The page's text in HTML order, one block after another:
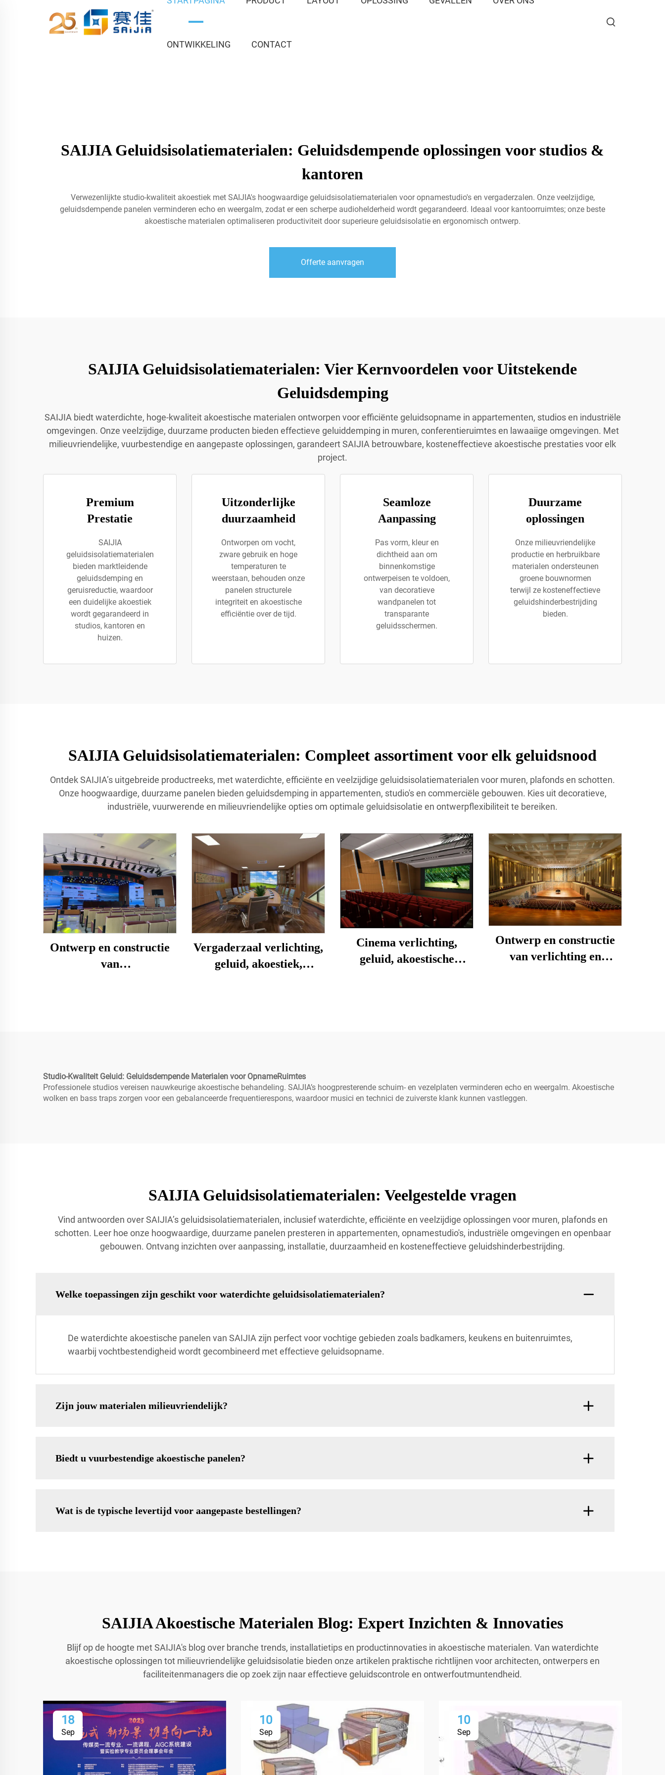
ONTWIKKELING CONTACT
SAIJIA Geluidsisolatiematerialen: Geluidsdempende oplossingen voor studios &
kantoren
Verwezenlijkte studio-kwaliteit akoestiek met SAIJIA's hoogwaardige geluidsisolatiematerialen voor opnamestudio's en vergaderzalen. Onze veelzijdige,
geluidsdempende panelen verminderen echo en weergalm, zodat er een scherpe audiohelderheid wordt gegarandeerd. Ideaal voor kantoorruimtes; onze beste
akoestische materialen optimaliseren productiviteit door superieure geluidsisolatie en ergonomisch ontwerp.
Offerte aanvragen
SAIJIA Geluidsisolatiematerialen: Vier Kernvoordelen voor Uitstekende
Geluidsdemping
SAIJIA biedt waterdichte, hoge-kwaliteit akoestische materialen ontworpen voor efficiënte geluidsopname in appartementen, studios en industriële
omgevingen. Onze veelzijdige, duurzame producten bieden effectieve geluiddemping in muren, conferentieruimtes en lawaaiige omgevingen. Met
milieuvriendelijke, vuurbestendige en aangepaste oplossingen, garandeert SAIJIA betrouwbare, kosteneffectieve akoestische prestaties voor elk
project.
Premium
Prestatie
SAIJIA
geluidsisolatiematerialen
bieden marktleidende
geluidsdemping en
geruisreductie, waardoor
een duidelijke akoestiek
wordt gegarandeerd in
studios, kantoren en
huizen.
Uitzonderlijke
duurzaamheid
Ontworpen om vocht,
zware gebruik en hoge
temperaturen te
weerstaan, behouden onze
panelen structurele
integriteit en akoestische
efficiëntie over de tijd.
Seamloze
Aanpassing
Pas vorm, kleur en
dichtheid aan om
binnenkomstige
ontwerpeisen te voldoen,
van decoratieve
wandpanelen tot
transparante
geluidsschermen.
Duurzame
oplossingen
Onze milieuvriendelijke
productie en herbruikbare
materialen ondersteunen
groene bouwnormen
terwijl ze kosteneffectieve
geluidshinderbestrijding
bieden.
SAIJIA Geluidsisolatiematerialen: Compleet assortiment voor elk geluidsnood
Ontdek SAIJIA’s uitgebreide productreeks, met waterdichte, efficiënte en veelzijdige geluidsisolatiematerialen voor muren, plafonds en schotten.
Onze hoogwaardige, duurzame panelen bieden geluidsdemping in appartementen, studio's en commerciële gebouwen. Kies uit decoratieve,
industriële, vuurwerende en milieuvriendelijke opties om optimale geluidsisolatie en ontwerpflexibiliteit te bereiken.
Ontwerp en constructie
van
Vergaderzaal verlichting,
geluid, akoestiek,
Cinema verlichting,
geluid, akoestische
Ontwerp en constructie
van verlichting en
Studio-Kwaliteit Geluid: Geluidsdempende Materialen voor OpnameRuimtes
Professionele studios vereisen nauwkeurige akoestische behandeling. SAIJIA’s hoogpresterende schuim- en vezelplaten verminderen echo en weergalm. Akoestische
wolken en bass traps zorgen voor een gebalanceerde frequentierespons, waardoor musici en technici de zuiverste klank kunnen vastleggen.
SAIJIA Geluidsisolatiematerialen: Veelgestelde vragen
Vind antwoorden over SAIJIA’s geluidsisolatiematerialen, inclusief waterdichte, efficiënte en veelzijdige oplossingen voor muren, plafonds en
schotten. Leer hoe onze hoogwaardige, duurzame panelen presteren in appartementen, opnamestudio's, industriële omgevingen en openbaar
gebouwen. Ontvang inzichten over aanpassing, installatie, duurzaamheid en kosteneffectieve geluidshinderbestrijding.
Welke toepassingen zijn geschikt voor waterdichte geluidsisolatiematerialen?
De waterdichte akoestische panelen van SAIJIA zijn perfect voor vochtige gebieden zoals badkamers, keukens en buitenruimtes,
waarbij vochtbestendigheid wordt gecombineerd met effectieve geluidsopname.
Zijn jouw materialen milieuvriendelijk?
Biedt u vuurbestendige akoestische panelen?
Wat is de typische levertijd voor aangepaste bestellingen?
SAIJIA Akoestische Materialen Blog: Expert Inzichten & Innovaties
Blijf op de hoogte met SAIJIA's blog over branche trends, installatietips en productinnovaties in akoestische materialen. Van waterdichte
akoestische oplossingen tot milieuvriendelijke geluidsisolatie bieden onze artikelen praktische richtlijnen voor architecten, ontwerpers en
faciliteitenmanagers die op zoek zijn naar effectieve geluidscontrole en ontwerfoutmuntendheid.
18
Sep
10
Sep
10
Sep